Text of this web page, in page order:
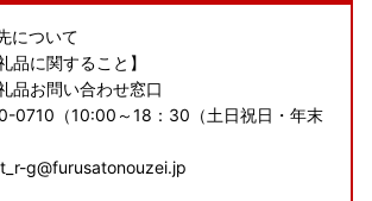
について
品に関すること】
品お問い合わせ窓口
0710（10:00～18：30（土日祝日・年末
g@furusatonouzei.jp